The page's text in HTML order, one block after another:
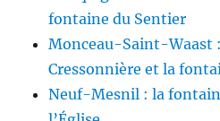
fontaine du Sentier
Monceau-Saint-Waast
Cressonnière et la
Neuf-Mesnil : la